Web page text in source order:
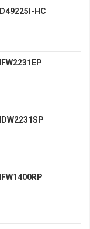
HC